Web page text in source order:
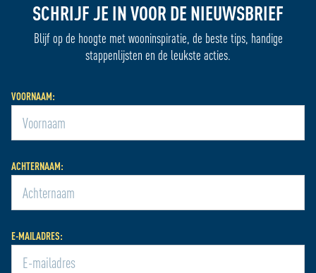
SCHRIJF JE IN VOOR DE NIEUWSBRIEF
Blijf op de hoogte met wooninspiratie, de beste tips, handige
stappenlijsten en de leukste acties.
VOORNAAM:
ACHTERNAAM:
E-MAILADRES: